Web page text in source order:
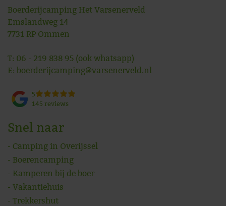
Boerderijcamping Het Varsenerveld
Emslandweg 14
7731 RP Ommen
T: 06 - 219 838 95 (ook whatsapp)
E: boerderijcamping@varsenerveld.nl
5
145 reviews
Snel naar
Camping in Overijssel
Boerencamping
Kamperen bij de boer
Vakantiehuis
Trekkershut